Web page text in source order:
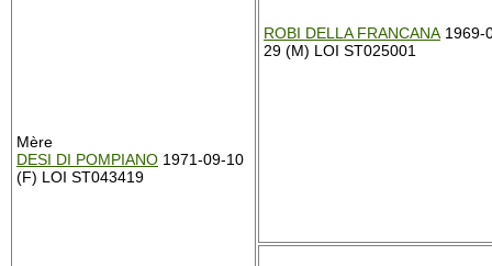
Mère
DESI DI POMPIANO 1971-09-10
(F) LOI ST043419
ROBI DELLA FRANCANA 1969-
29 (M) LOI ST025001